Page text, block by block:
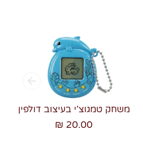
משחק טמגוצ'י בעיצוב דולפין
20.00 ₪